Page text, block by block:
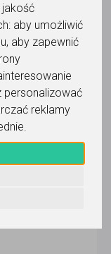
aby umożliwić
, aby zapewnić
personalizować
reklamy
.